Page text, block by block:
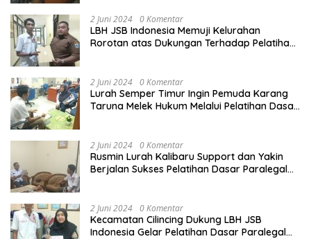
2 Juni 2024 0 Komentar
LBH JSB Indonesia Memuji Kelurahan
Rorotan atas Dukungan Terhadap Pelatihan
2 Juni 2024 0 Komentar
Lurah Semper Timur Ingin Pemuda Karang
Taruna Melek Hukum Melalui Pelatihan Dasar
2 Juni 2024 0 Komentar
Rusmin Lurah Kalibaru Support dan Yakin
Berjalan Sukses Pelatihan Dasar Paralegal
2 Juni 2024 0 Komentar
Kecamatan Cilincing Dukung LBH JSB
Indonesia Gelar Pelatihan Dasar Paralegal